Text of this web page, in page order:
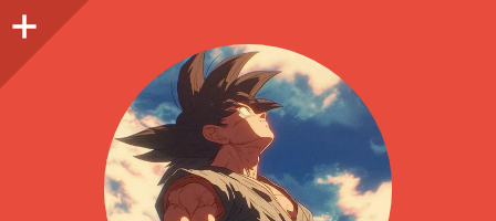
O
p
e
n
i
d
e
b
a
Seitenleiste